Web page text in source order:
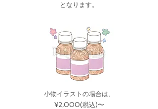
となります。
小物イラストの場合は、
¥2,000(税込)〜